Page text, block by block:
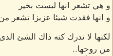
و هي تشعر انها ليست بخير
و انها فقدت شيئا عزيزا تشعر
لكنها لا تدرك كنه ذاك الشئ
من روحها..